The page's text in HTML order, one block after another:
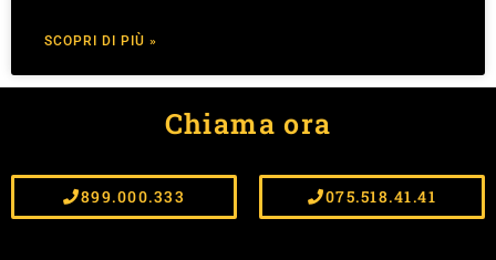
SCOPRI DI PIÙ »
Chiama ora
899.000.333 075.518.41.41